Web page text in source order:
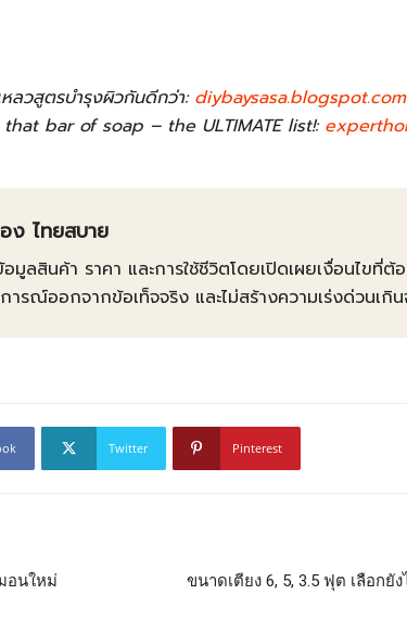
ลวสูตรบำรุงผิวกันดีกว่า: diybaysasa.blogspot.com
bar of soap – the ULTIMATE list!:
ง ไทยสบาย
อมูลสินค้า ราคา และการใช้ชีวิตโดยเปิดเผยเงื่อนไขที่ต้
ารณ์ออกจากข้อเท็จจริง และไม่สร้างความเร่งด่วนเกิ
Twitter Pinterest
อนใหม่
ขนาดเตียง 6, 5, 3.5 ฟุต เลือกยั